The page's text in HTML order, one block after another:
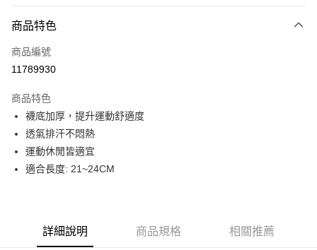
3 期 0 利率 每期
合作金庫商業銀行
上海商業儲蓄銀行
臺灣中小企業銀行
匯豐（台灣）商業銀行
聯邦商業銀行
元大商業銀行
玉山商業銀行
超商取貨付款
LINE Pay
Apple Pay
全盈+PAY
ATM付款
每筆NT$80，滿NT$1,000(含以上)免運費
商品特色
商品編號
11789930
商品特色
襪底加厚，提升運動舒適度
透氣排汗不悶熱
運動休閒皆適宜
適合長度: 21~24CM
詳細說明 商品規格 相關推薦